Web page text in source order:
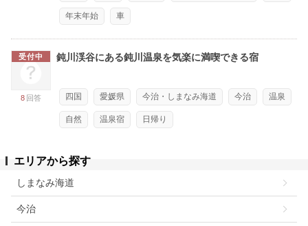
年末年始 車
受付中
8 回答
鈍川渓谷にある鈍川温泉を気楽に満喫できる宿
四国 愛媛県 今治・しまなみ海道 今治 温泉
自然 温泉宿 日帰り
エリアから探す
しまなみ海道
今治